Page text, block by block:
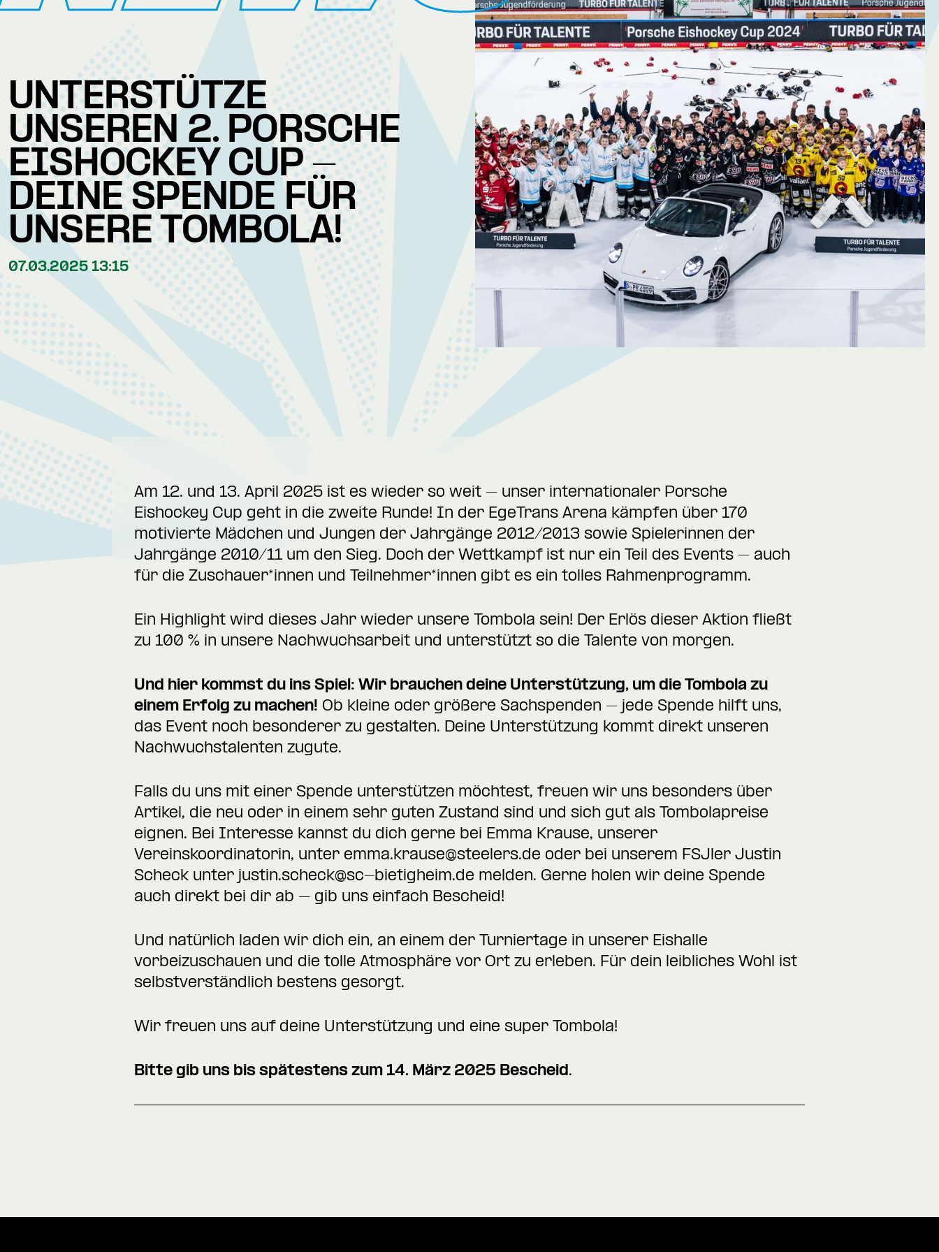
UNTERSTÜTZE
UNSEREN 2. PORSCHE
EISHOCKEY CUP -
DEINE SPENDE FÜR
UNSERE TOMBOLA!
07.03.2025 13:15
Am 12. und 13. April 2025 ist es wieder so weit – unser internationaler Porsche
Eishockey Cup geht in die zweite Runde! In der EgeTrans Arena kämpfen über 170
motivierte Mädchen und Jungen der Jahrgänge 2012/2013 sowie Spielerinnen der
Jahrgänge 2010/11 um den Sieg. Doch der Wettkampf ist nur ein Teil des Events – auch
für die Zuschauer*innen und Teilnehmer*innen gibt es ein tolles Rahmenprogramm.
Ein Highlight wird dieses Jahr wieder unsere Tombola sein! Der Erlös dieser Aktion fließt
zu 100 % in unsere Nachwuchsarbeit und unterstützt so die Talente von morgen.
Und hier kommst du ins Spiel: Wir brauchen deine Unterstützung, um die Tombola zu
einem Erfolg zu machen! Ob kleine oder größere Sachspenden – jede Spende hilft uns,
das Event noch besonderer zu gestalten. Deine Unterstützung kommt direkt unseren
Nachwuchstalenten zugute.
Falls du uns mit einer Spende unterstützen möchtest, freuen wir uns besonders über
Artikel, die neu oder in einem sehr guten Zustand sind und sich gut als Tombolapreise
eignen. Bei Interesse kannst du dich gerne bei Emma Krause, unserer
Vereinskoordinatorin, unter emma.krause@steelers.de oder bei unserem FSJler Justin
Scheck unter justin.scheck@sc-bietigheim.de melden. Gerne holen wir deine Spende
auch direkt bei dir ab – gib uns einfach Bescheid!
Und natürlich laden wir dich ein, an einem der Turniertage in unserer Eishalle
vorbeizuschauen und die tolle Atmosphäre vor Ort zu erleben. Für dein leibliches Wohl ist
selbstverständlich bestens gesorgt.
Wir freuen uns auf deine Unterstützung und eine super Tombola!
Bitte gib uns bis spätestens zum 14. März 2025 Bescheid.